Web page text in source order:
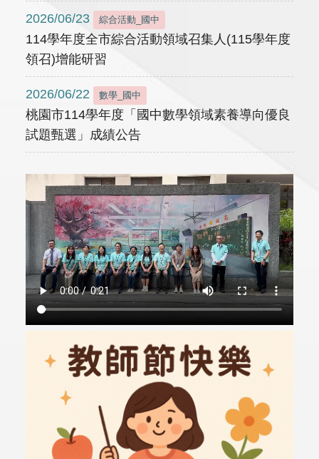
2026/06/23 綜合活動_國中
114學年度全市綜合活動領域召集人(115學年度
領召)增能研習
2026/06/22 數學_國中
桃園市114學年度「國中數學領域素養導向優良
試題甄選」成績公告